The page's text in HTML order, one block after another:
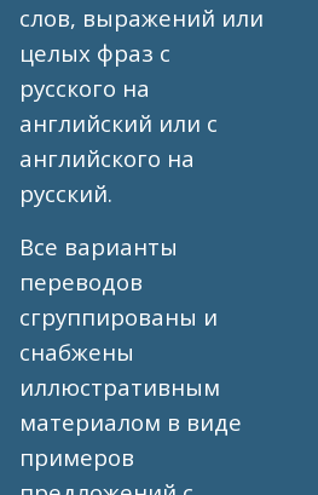
слов, выражений или
целых фраз с
русского на
английский или с
английского на
русский.
Все варианты
переводов
сгруппированы и
снабжены
иллюстративным
материалом в виде
примеров